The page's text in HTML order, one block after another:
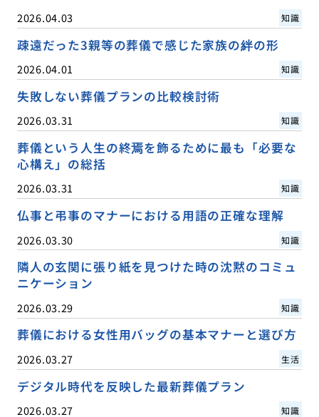
2026.04.03 知識
疎遠だった3親等の葬儀で感じた家族の絆の形
2026.04.01 知識
失敗しない葬儀プランの比較検討術
2026.03.31 知識
葬儀という人生の終焉を飾るために最も「必要な
心構え」の総括
2026.03.31 知識
仏事と弔事のマナーにおける用語の正確な理解
2026.03.30 知識
隣人の玄関に張り紙を見つけた時の沈黙のコミュ
ニケーション
2026.03.29 知識
葬儀における女性用バッグの基本マナーと選び方
2026.03.27 生活
デジタル時代を反映した最新葬儀プラン
2026.03.27 知識